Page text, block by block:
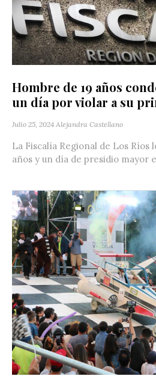
Hombre de 19 años
un día por violar a su
Julio 25, 2024 Alejandra Castellano
La Fiscalía Regional de Los Ríos
años y un día de presidio mayor